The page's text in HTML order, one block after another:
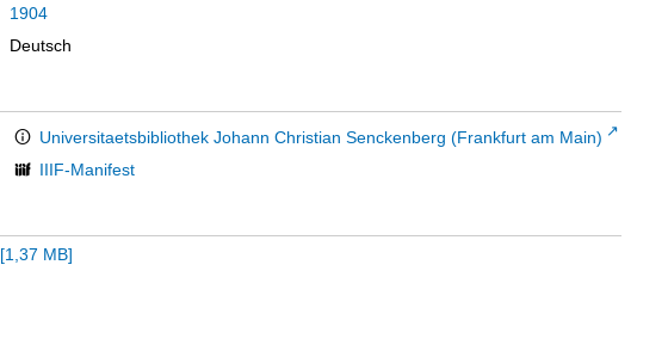
1904
Deutsch
Universitaetsbibliothek Johann Christian Senckenberg (Frankfurt am Main)
IIIF-Manifest
[1,37 MB]